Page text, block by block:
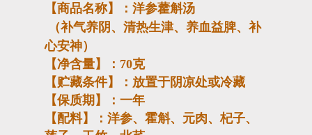
【商品名称】：洋参藿斛汤
（补气养阴、清热生津、养血益脾、补
心安神）
【净含量】： 70克
【贮藏条件】：放置于阴凉处或冷藏
【保质期】：一年
【配料】：洋参、霍斛、元肉、杞子、